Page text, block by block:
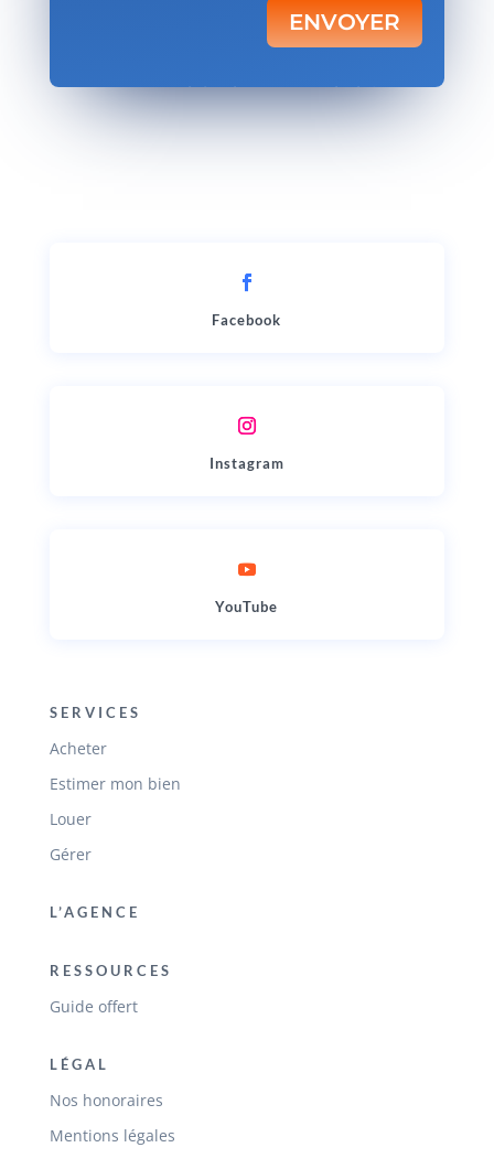
ENVOYER
Votre satisfaction, notre priorité.
Facebook
Instagram
YouTube
SERVICES
Acheter
Estimer mon bien
Louer
Gérer
L’AGENCE
RESSOURCES
Guide offert
LÉGAL
Nos honoraires
Mentions légales